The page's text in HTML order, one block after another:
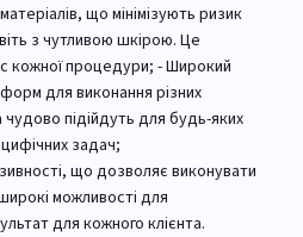
що мінімізують ризик
з чутливою шкірою. Це
кожної процедури; - Широкий
для виконання різних
підійдуть для будь-яких
задач;
що дозволяє виконувати
можливості для
для кожного клієнта.